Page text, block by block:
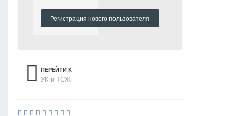
Регистрация нового пользователя
ПЕРЕЙТИ К
СПИСКУ ТЕМ
УК и ТСЖ